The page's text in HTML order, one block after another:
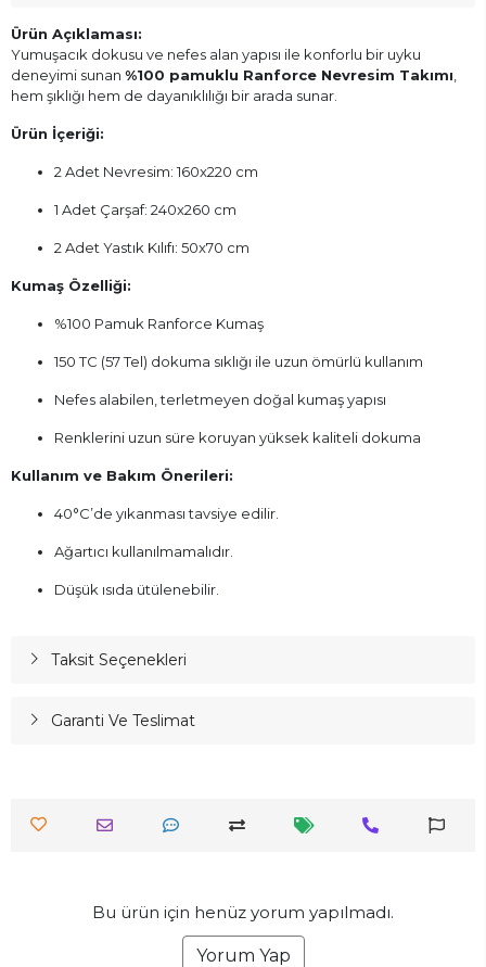
Ürün Açıklaması:
Yumuşacık dokusu ve nefes alan yapısı ile konforlu bir uyku
deneyimi sunan %100 pamuklu Ranforce Nevresim Takımı
hem şıklığı hem de dayanıklılığı bir arada sunar.
Ürün İçeriği:
2 Adet Nevresim: 160x220 cm
1 Adet Çarşaf: 240x260 cm
2 Adet Yastık Kılıfı: 50x70 cm
Kumaş Özelliği:
%100 Pamuk Ranforce Kumaş
150 TC (57 Tel) dokuma sıklığı ile uzun ömürlü kullanım
Nefes alabilen, terletmeyen doğal kumaş yapısı
Renklerini uzun süre koruyan yüksek kaliteli dokuma
Kullanım ve Bakım Önerileri:
40°C’de yıkanması tavsiye edilir.
Ağartıcı kullanılmamalıdır.
Düşük ısıda ütülenebilir.
Taksit Seçenekleri
Garanti Ve Teslimat
Bu ürün için henüz yorum yapılmadı.
Yorum Yap